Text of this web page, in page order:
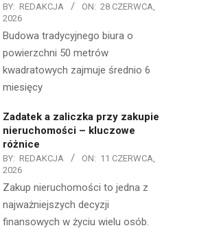
BY: REDAKCJA ON: 28 CZERWCA,
2026
Budowa tradycyjnego biura o
powierzchni 50 metrów
kwadratowych zajmuje średnio 6
miesięcy
Zadatek a zaliczka przy zakupie
nieruchomości – kluczowe
różnice
BY: REDAKCJA ON: 11 CZERWCA,
2026
Zakup nieruchomości to jedna z
najważniejszych decyzji
finansowych w życiu wielu osób.